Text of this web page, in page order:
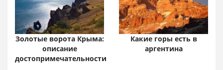
Золотые ворота Крыма:
описание
достопримечательности
Какие горы есть в
аргентина